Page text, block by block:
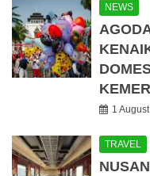
NEWS
1
TRAVEL